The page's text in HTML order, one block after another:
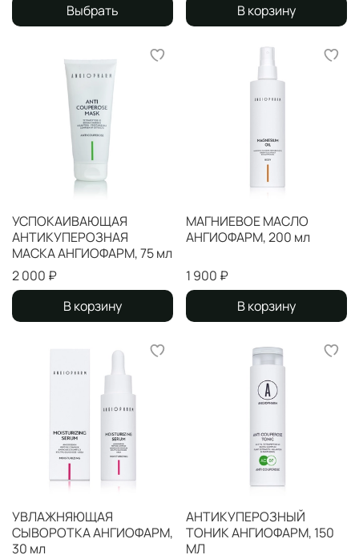
Выбрать В корзину
УСПОКАИВАЮЩАЯ
АНТИКУПЕРОЗНАЯ
МАСКА АНГИОФАРМ, 75 мл
2 000 ₽
В корзину
МАГНИЕВОЕ МАСЛО
АНГИОФАРМ, 200 мл
1 900 ₽
В корзину
УВЛАЖНЯЮЩАЯ
СЫВОРОТКА АНГИОФАРМ,
30 мл
АНТИКУПЕРОЗНЫЙ
ТОНИК АНГИОФАРМ, 150
МЛ